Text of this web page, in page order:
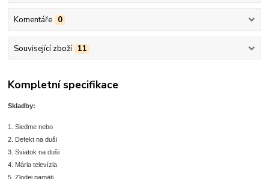
Komentáře 0
Související zboží 11
Kompletní specifikace
Skladby:
1. Siedme nebo
2. Defekt na duši
3. Sviatok na duši
4. Mária televízia
5. Zlodej pamäti